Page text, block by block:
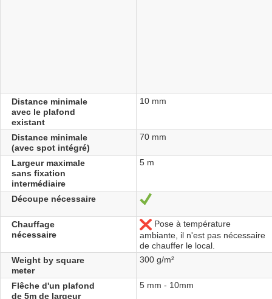
Distance minimale
avec le plafond
existant
10 mm
Distance minimale
(avec spot intégré)
70 mm
Largeur maximale
sans fixation
intermédiaire
5 m
Découpe nécessaire Yes
Chauffage
nécessaire
No
Pose à température
ambiante, il n'est pas nécessaire
de chauffer le local.
Weight by square
meter
300 g/m²
Flêche d'un plafond
de 5m de largeur
5 mm - 10mm